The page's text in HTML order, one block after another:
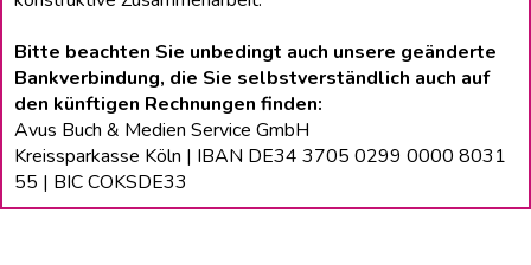
Bitte beachten Sie unbedingt auch unsere geänderte
Bankverbindung, die Sie selbstverständlich auch auf
den künftigen Rechnungen finden:
Avus Buch & Medien Service GmbH
Kreissparkasse Köln | IBAN DE34 3705 0299 0000 8031
55 | BIC COKSDE33